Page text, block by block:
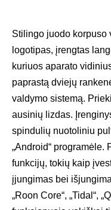
Stilingo juodo korpuso
logotipas, įrengtas
kuriuos aparato
paprastą dviejų
valdymo sistemą.
ausinių lizdas.
spindulių nuotoliniu
„Android“ programėle.
funkcijų, tokių kaip
įjungimas bei
„Roon Core“, „Tidal“,